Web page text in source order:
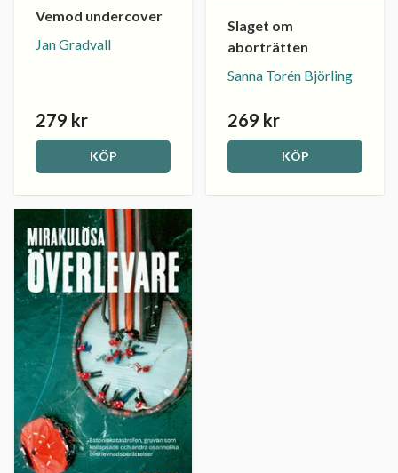
Vemod undercover
Jan Gradvall
279 kr
KÖP
Slaget om
aborträtten
Sanna Torén Björling
269 kr
KÖP